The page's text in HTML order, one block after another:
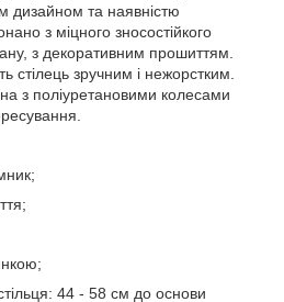
дизайном та наявністю
з міцного зносостійкого
з декоративним прошиттям.
стілець зручним і нежорстким.
з поліуретановими колесами
44 - 58 см до основи